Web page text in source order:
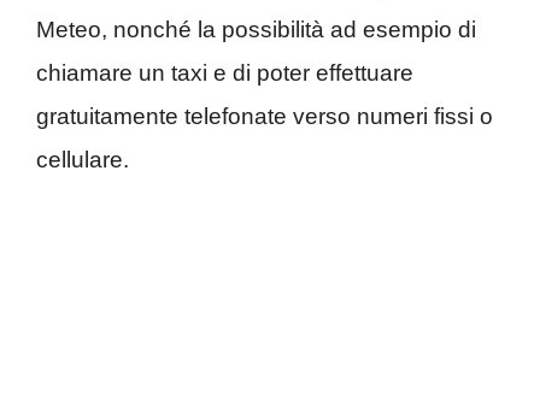
Meteo, nonché la possibilità ad esempio di
chiamare un taxi e di poter effettuare
gratuitamente telefonate verso numeri fissi o
cellulare.